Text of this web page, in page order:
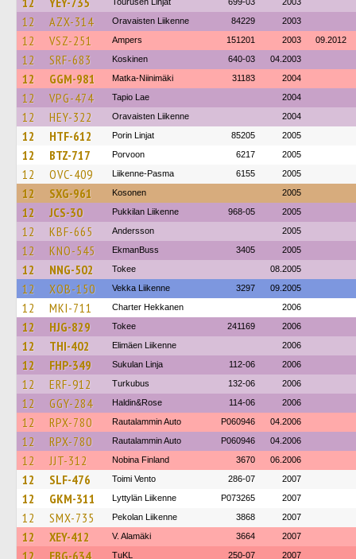
12 AZX-314 Oravaisten Liikenne 84229 2003
12 VSZ-251 Ampers 151201 2003 09.2012
12 SRF-683 Koskinen 640-03 04.2003
12 GGM-981 Matka-Niinimäki 31183 2004
12 VPG-474 Tapio Lae 2004
12 HEY-322 Oravaisten Liikenne 2004
12 HTF-612 Porin Linjat 85205 2005
12 BTZ-717 Porvoon 6217 2005
12 OVC-409 Liikenne-Pasma 6155 2005
12 SXG-961 Kosonen 2005
12 JCS-30 Pukkilan Liikenne 968-05 2005
12 KBF-665 Andersson 2005
12 KNO-545 EkmanBuss 3405 2005
12 NNG-502 Tokee 08.2005
12 XOB-150 Vekka Liikenne 3297 09.2005
12 MKI-711 Charter Hekkanen 2006
12 HJG-829 Tokee 241169 2006
12 THI-402 Elimäen Liikenne 2006
12 FHP-349 Sukulan Linja 112-06 2006
12 ERF-912 Turkubus 132-06 2006
12 GGY-284 Haldin&Rose 114-06 2006
12 RPX-780 Rautalammin Auto P060946 04.2006
12 RPX-780 Rautalammin Auto P060946 04.2006
12 JJT-312 Nobina Finland 3670 06.2006
12 SLF-476 Toimi Vento 286-07 2007
12 GKM-311 Lyttylän Liikenne P073265 2007
12 SMX-735 Pekolan Liikenne 3868 2007
12 XEY-412 V. Alamäki 3664 2007
12 EBG-634 TuKL 250-07 2007